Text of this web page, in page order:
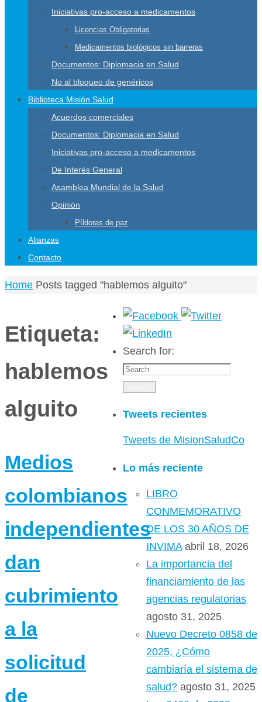
Iniciativas pro-acceso a medicamentos
Licencias Obligatorias
Medicamentos biológicos sin barreras
Documentos: Diplomacia en Salud
No al bloqueo de genéricos
Biblioteca Misión Salud
Acuerdos comerciales
Documentos: Diplomacia en Salud
Iniciativas pro-acceso a medicamentos
De Interés General
Asamblea Mundial de la Salud
Opinión
Píldoras de paz
Alianzas
Contacto
Home Posts tagged "hablemos alguito"
Etiqueta:
hablemos
alguito
Medios
colombianos
independientes
dan
cubrimiento
a la
solicitud
de
Search for:
Tweets recientes
Tweets de MisionSaludCo
Lo más reciente
LIBRO
CONMEMORATIVO
DE LOS 30 AÑOS DE
INVIMA abril 18, 2026
La importancia del
financiamiento de las
agencias regulatorias
agosto 31, 2025
Nuevo Decreto 0858 de
2025, ¿Cómo
cambiaría el sistema de
salud? agosto 31, 2025